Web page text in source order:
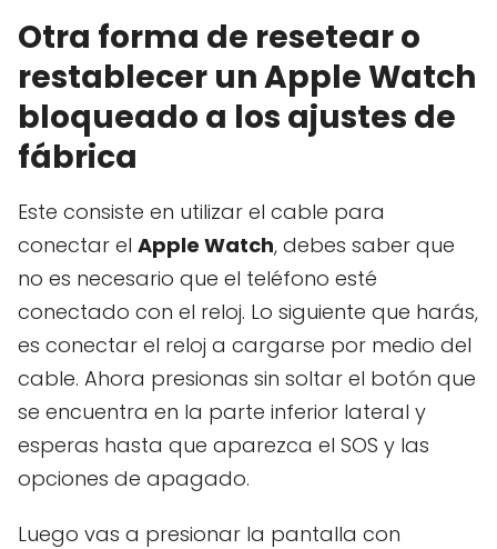
Otra forma de resetear o
restablecer un Apple Watch
bloqueado a los ajustes de
fábrica
Este consiste en utilizar el cable para
conectar el Apple Watch, debes saber que
no es necesario que el teléfono esté
conectado con el reloj. Lo siguiente que harás,
es conectar el reloj a cargarse por medio del
cable. Ahora presionas sin soltar el botón que
se encuentra en la parte inferior lateral y
esperas hasta que aparezca el SOS y las
opciones de apagado.
Luego vas a presionar la pantalla con